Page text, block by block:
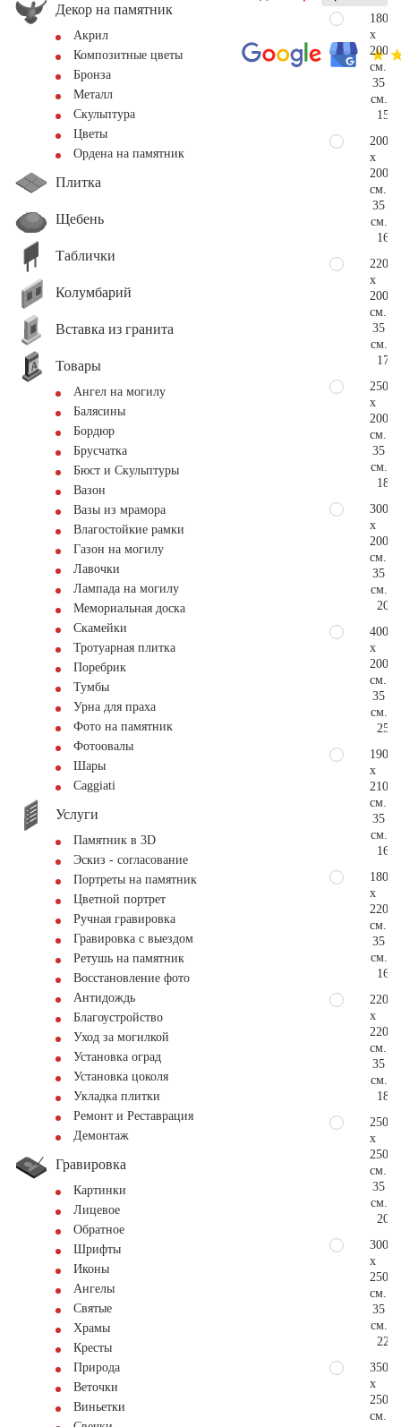
Декор на памятник
Акрил
Композитные цветы
Бронза
Металл
Скульптура
Цветы
Ордена на памятник
Плитка
Щебень
Таблички
Колумбарий
Вставка из гранита
Товары
Ангел на могилу
Балясины
Бордюр
Брусчатка
Бюст и Скульптуры
Вазон
Вазы из мрамора
Влагостойкие рамки
Газон на могилу
Лавочки
Лампада на могилу
Мемориальная доска
Скамейки
Тротуарная плитка
Поребрик
Тумбы
Урна для праха
Фото на памятник
Фотоовалы
Шары
Сaggiati
Услуги
Памятник в 3D
Эскиз - согласование
Портреты на памятник
Цветной портрет
Ручная гравировка
Гравировка с выездом
Ретушь на памятник
Восстановление фото
Антидождь
Благоустройство
Уход за могилкой
Установка оград
Установка цоколя
Укладка плитки
Ремонт и Реставрация
Демонтаж
Гравировка
Картинки
Лицевое
Обратное
Шрифты
Иконы
Ангелы
Святые
Храмы
Кресты
Природа
Веточки
Виньетки
180
x
200
см.
35
см.
200
x
200
см.
35
см.
220
x
200
см.
35
см.
250
x
200
см.
35
см.
300
x
200
см.
35
см.
400
x
200
см.
35
см.
190
x
210
см.
35
см.
180
x
220
см.
35
см.
220
x
220
см.
35
см.
250
x
250
см.
35
см.
300
x
250
см.
35
см.
350
x
250
см.